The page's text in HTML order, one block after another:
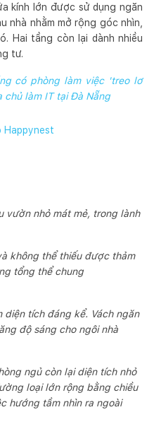
kính lớn được sử dụng ngăn
nhà nhằm mở rộng góc nhìn,
Hai tầng còn lại dành nhiều
tư.
có phòng làm việc 'treo lơ
chủ làm IT tại Đà Nẵng
vườn nhỏ mát mẻ, trong lành
không thể thiếu được thảm
tổng thể chung
tích đáng kể. Vách ngăn
độ sáng cho ngôi nhà
ngủ còn lại diện tích nhỏ
loại lớn rộng bằng chiều
hướng tầm nhìn ra ngoài